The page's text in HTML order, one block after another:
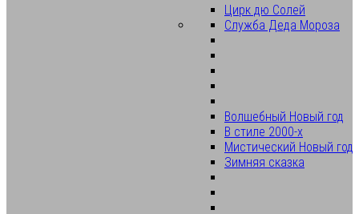
Цирк дю Солей
Служба Деда Мороза
Волшебный Новый год
В стиле 2000-х
Мистический Новый год
Зимняя сказка